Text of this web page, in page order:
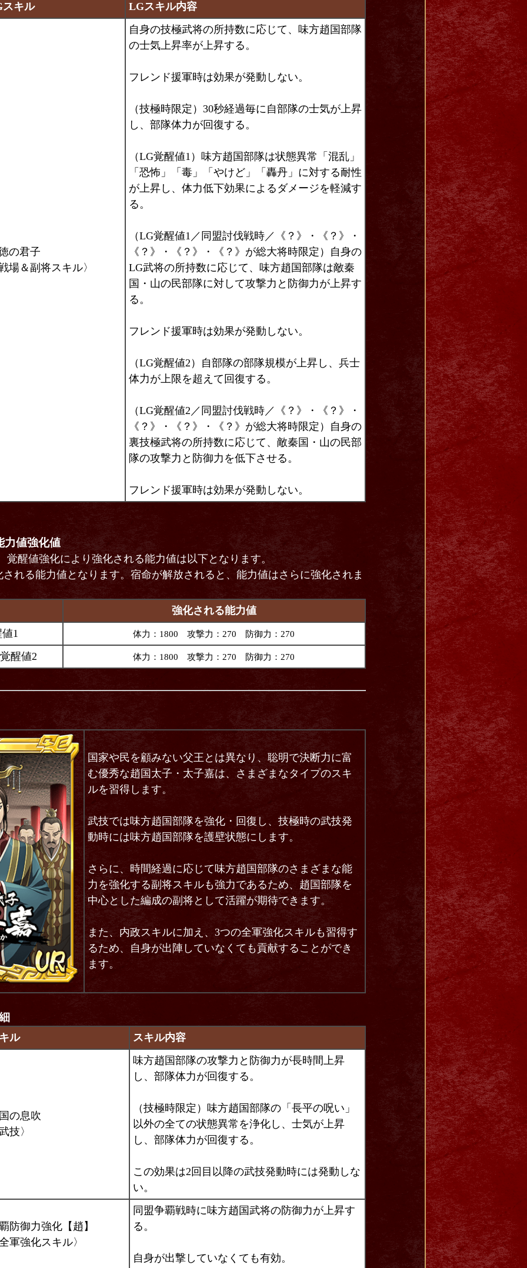
キル LGスキル内容
の君子
場＆副将スキル〉
自身の技極武将の所持数に応じて、味方趙国部隊
の士気上昇率が上昇する。
フレンド援軍時は効果が発動しない。
（技極時限定）30秒経過毎に自部隊の士気が上昇
し、部隊体力が回復する。
（LG覚醒値1）味方趙国部隊は状態異常「混乱」
「恐怖」「毒」「やけど」「轟丹」に対する耐性
が上昇し、体力低下効果によるダメージを軽減す
る。
（LG覚醒値1／同盟討伐戦時／《？》・《？》・
《？》・《？》・《？》が総大将時限定）自身の
LG武将の所持数に応じて、味方趙国部隊は敵秦
国・山の民部隊に対して攻撃力と防御力が上昇す
る。
フレンド援軍時は効果が発動しない。
（LG覚醒値2）自部隊の部隊規模が上昇し、兵士
体力が上限を超えて回復する。
（LG覚醒値2／同盟討伐戦時／《？》・《？》・
《？》・《？》・《？》が総大将時限定）自身の
裏技極武将の所持数に応じて、敵秦国・山の民部
隊の攻撃力と防御力を低下させる。
フレンド援軍時は効果が発動しない。
力値強化値
覚醒値強化により強化される能力値は以下となります。
れる能力値となります。宿命が解放されると、能力値はさらに強化されま
強化される能力値
1
体力：1800 攻撃力：270 防御力：270
醒値2 体力：1800 攻撃力：270 防御力：270
国家や民を顧みない父王とは異なり、聡明で決断力に富
む優秀な趙国太子・太子嘉は、さまざまなタイプのスキ
ルを習得します。
武技では味方趙国部隊を強化・回復し、技極時の武技発
動時には味方趙国部隊を護壁状態にします。
さらに、時間経過に応じて味方趙国部隊のさまざまな能
力を強化する副将スキルも強力であるため、趙国部隊を
中心とした編成の副将として活躍が期待できます。
また、内政スキルに加え、3つの全軍強化スキルも習得す
るため、自身が出陣していなくても貢献することができ
ます。
ル スキル内容
の息吹
技 〉
味方趙国部隊の攻撃力と防御力が長時間上昇
し、部隊体力が回復する。
（技極時限定）味方趙国部隊の「長平の呪い」
以外の全ての状態異常を浄化し、士気が上昇
し、部隊体力が回復する。
この効果は2回目以降の武技発動時には発動しな
い。
防御力強化【趙】
軍強化スキル〉
同盟争覇戦時に味方趙国武将の防御力が上昇す
る。
自身が出撃していなくても有効。